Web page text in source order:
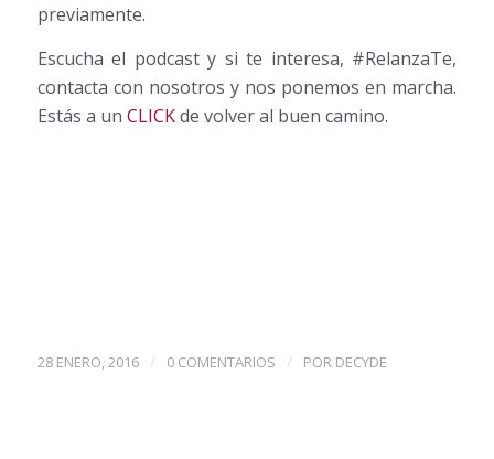
previamente.
Escucha el podcast y si te interesa, #RelanzaTe,
contacta con nosotros y nos ponemos en marcha.
Estás a un CLICKde volver al buen camino.
28 ENERO, 2016 / 0 COMENTARIOS / POR DECYDE